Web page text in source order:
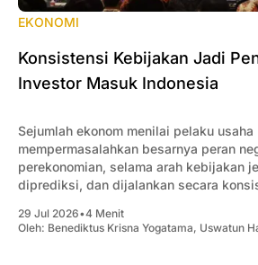
EKONOMI
Konsistensi Kebijakan Jadi
Investor Masuk Indonesia
Sejumlah ekonom menilai pelaku
mempermasalahkan besarnya peran
perekonomian, selama arah kebijakan
diprediksi, dan dijalankan secara
29 Jul 2026•4 Menit
Oleh: Benediktus Krisna Yogatama, Uswatun